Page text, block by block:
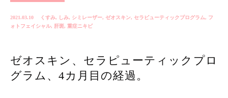
2021.03.10 くすみ, しみ, シミレーザー, ゼオスキン, セラピューティックプログラム, フ
ォトフェイシャル, 肝斑, 重症ニキビ
ゼオスキン、セラピューティックプロ
グラム、4カ月目の経過。